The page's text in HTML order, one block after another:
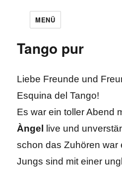
MENÜ
Tango pur
Liebe Freunde und
Esquina del Tango!
Es war ein toller Abend
Àngel
live und
schon das Zuhören war
Jungs sind mit einer